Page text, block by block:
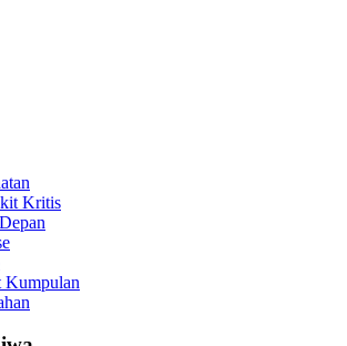
Kritis
Kumpulan